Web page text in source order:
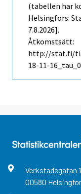
(tabellen har
Helsingfors:
7.8.2026].
Åtkomstsätt:
http://stat.fi/
18-11-
Verkstadsgatan
00580